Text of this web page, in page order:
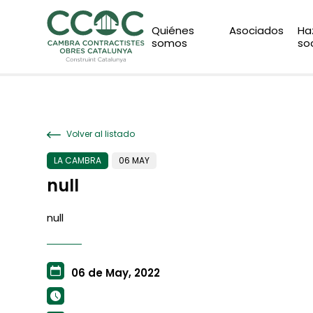
Quiénes
somos
Asociados
Volver al listado
LA CAMBRA 06 MAY
null
null
06 de May, 2022